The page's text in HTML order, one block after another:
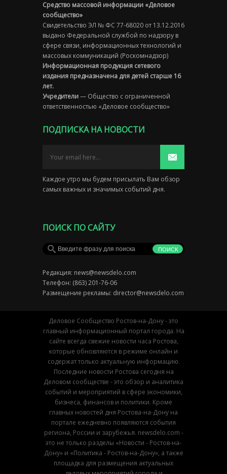
Средство массовой информации «Деловое
сообщество»
Свидетельство ЭЛ № ФС 77-68020 от 13.12.2016
выдано Федеральной службой по надзору в
сфере связи, информационных технологий и
массовых коммуникаций (Роскомнадзор)
Информационная продукция сетевого
издания предназначена для детей старше 16
лет.
Учредители— Общество с ограниченной
ответственностью «Деловое сообщество»
ПОДПИСКА НА НОВОСТИ
Каждое утро мы будем присылать Вам обзор
самых важных и значимых событий дня.
ПОИСК ПО САЙТУ
Редакция: news@newsdelo.com
Телефон: (863) 201-76-06
Размещение рекламы: director@newsdelo.com
Деловое Сообщество Ростов-на-Дону - это
главный информационный портал города. На
сайте всегда свежие новости часа Ростова,
которые обновляются в режиме онлайн и
содержат только актуальную информацию.
Последние новости Ростова сегодня на
Деловом сообществе - это обзор и аналитика
событий и мероприятий в сфере экономики,
бизнеса, финансов и политики. Кроме
главных новостей дня Ростова-на-Дону на
портале ежедневно появляются события
региона, России и зарубежья. newsdelo.com -
это не только разделы «Новости - Ростов-на-
Дону» и «Политика - Ростов-на-Дону», а также
площадка для размещения актуальных